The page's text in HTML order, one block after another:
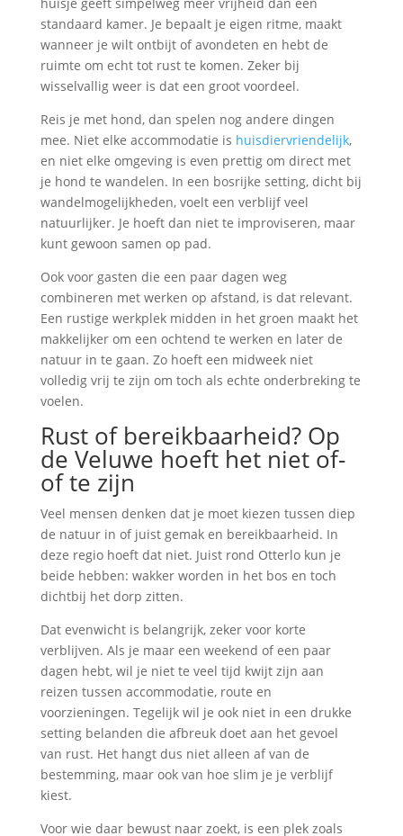
standaard kamer. Je bepaalt je eigen ritme, maakt
wanneer je wilt ontbijt of avondeten en hebt de
ruimte om echt tot rust te komen. Zeker bij
wisselvallig weer is dat een groot voordeel.
Reis je met hond, dan spelen nog andere dingen
mee. Niet elke accommodatie is huisdiervriendelijk,
en niet elke omgeving is even prettig om direct met
je hond te wandelen. In een bosrijke setting, dicht bij
wandelmogelijkheden, voelt een verblijf veel
natuurlijker. Je hoeft dan niet te improviseren, maar
kunt gewoon samen op pad.
Ook voor gasten die een paar dagen weg
combineren met werken op afstand, is dat relevant.
Een rustige werkplek midden in het groen maakt het
makkelijker om een ochtend te werken en later de
natuur in te gaan. Zo hoeft een midweek niet
volledig vrij te zijn om toch als echte onderbreking te
voelen.
Rust of bereikbaarheid? Op
de Veluwe hoeft het niet of-
of te zijn
Veel mensen denken dat je moet kiezen tussen diep
de natuur in of juist gemak en bereikbaarheid. In
deze regio hoeft dat niet. Juist rond Otterlo kun je
beide hebben: wakker worden in het bos en toch
dichtbij het dorp zitten.
Dat evenwicht is belangrijk, zeker voor korte
verblijven. Als je maar een weekend of een paar
dagen hebt, wil je niet te veel tijd kwijt zijn aan
reizen tussen accommodatie, route en
voorzieningen. Tegelijk wil je ook niet in een drukke
setting belanden die afbreuk doet aan het gevoel
van rust. Het hangt dus niet alleen af van de
bestemming, maar ook van hoe slim je je verblijf
kiest.
Voor wie daar bewust naar zoekt, is een plek zoals